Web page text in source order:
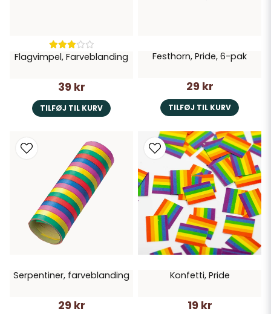
Flagvimpel, Farveblanding
39 kr
TILFØJ TIL KURV
Festhorn, Pride, 6-pak
29 kr
TILFØJ TIL KURV
Serpentiner, farveblanding
29 kr
Konfetti, Pride
19 kr